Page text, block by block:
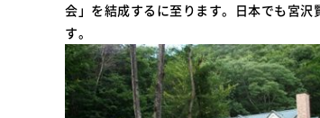
会」を結成するに至ります。日本でも宮
す。